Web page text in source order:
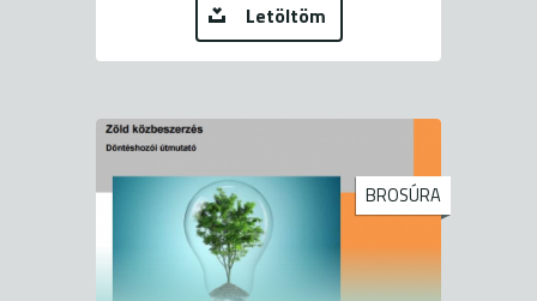
Letöltöm
BROSÚRA